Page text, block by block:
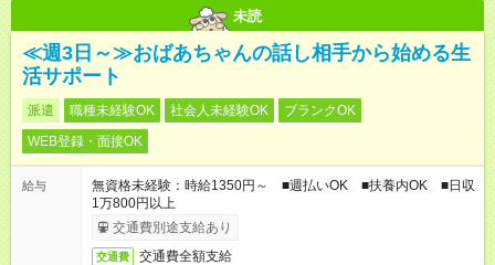
未読
≪週3日～≫おばあちゃんの話し相手から始める生
活サポート
派遣 職種未経験OK 社会人未経験OK
ブランクOK
WEB登録・面接OK
給与
無資格未経験：時給1350円～ ■週払いOK ■扶養内OK ■日収
1万800円以上
交通費別途支給あり
交通費 交通費全額支給